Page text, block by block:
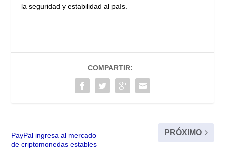
la seguridad y estabilidad al país.
COMPARTIR:
PayPal ingresa al mercado
de criptomonedas estables
PRÓXIMO